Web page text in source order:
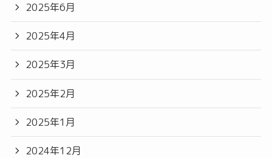
2025年6月
2025年4月
2025年3月
2025年2月
2025年1月
2024年12月